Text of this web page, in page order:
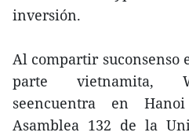
inversión.
Al compartir suconsenso
parte vietnamita,
seencuentra en
Asamblea 132 de la